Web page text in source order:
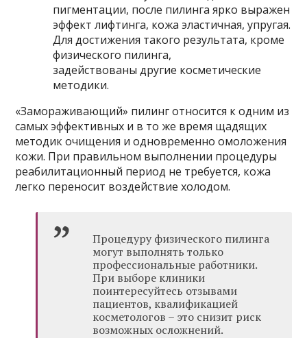
пигментации, после пилинга ярко выражен
эффект лифтинга, кожа эластичная, упругая.
Для достижения такого результата, кроме
физического пилинга,
задействованы другие косметические
методики.
«Замораживающий» пилинг относится к одним из
самых эффективных и в то же время щадящих
методик очищения и одновременно омоложения
кожи. При правильном выполнении процедуры
реабилитационный период не требуется, кожа
легко переносит воздействие холодом.
Процедуру физического пилинга
могут выполнять только
профессиональные работники.
При выборе клиники
поинтересуйтесь отзывами
пациентов, квалификацией
косметологов – это снизит риск
возможных осложнений.